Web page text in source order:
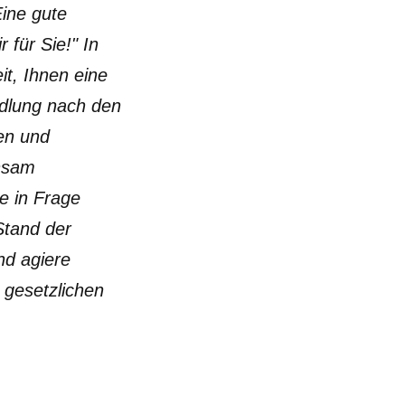
gute
für Sie!" In
Ihnen eine
nach den
und
in Frage
der
agiere